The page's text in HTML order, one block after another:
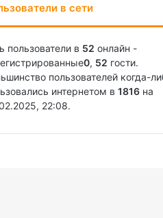
в сети
пользователи в 52 онлайн -
0, 52 гости.
пользователей когда-
интернетом в1816 на
22:08.